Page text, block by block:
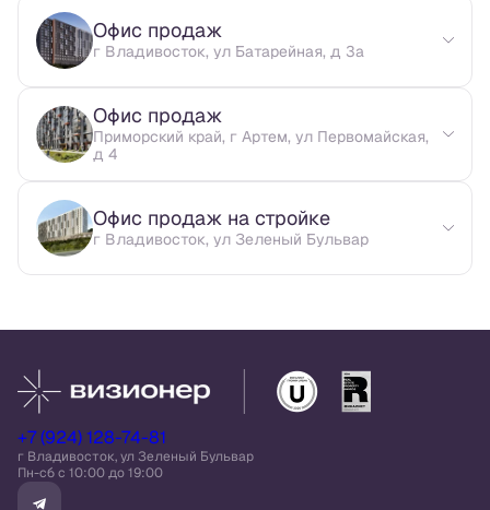
Офис продаж
г Владивосток, ул Батарейная, д 3а
Офис продаж
Приморский край, г Артем, ул Первомайская,
д 4
Офис продаж на стройке
г Владивосток, ул Зеленый Бульвар
+7 (924) 128-74-81
г Владивосток, ул Зеленый Бульвар
Пн-сб c 10:00 до 19:00